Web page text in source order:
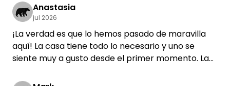
Anastasia
jul 2026
¡La verdad es que lo hemos pasado de maravilla
aquí! La casa tiene todo lo necesario y uno se
siente muy a gusto desde el primer momento. La
ciervos desde la ventana de la cocina :) Hemos